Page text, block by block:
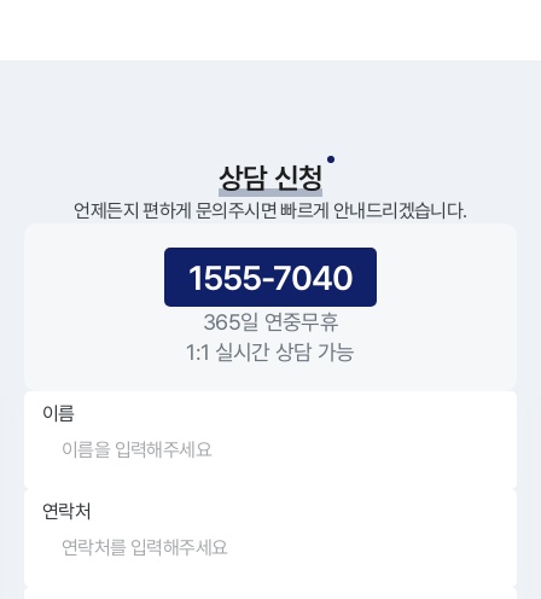
상담 신청
언제든지 편하게 문의주시면 빠르게 안내드리겠습니다.
1555-7040
365일 연중무휴
1:1 실시간 상담 가능
이름
연락처